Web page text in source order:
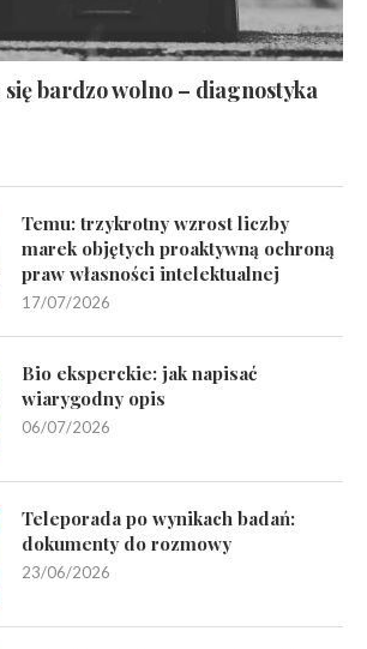
bardzo wolno – diagnostyka
Temu: trzykrotny wzrost liczby
marek objętych proaktywną ochroną
praw własności intelektualnej
17/07/2026
Bio eksperckie: jak napisać
wiarygodny opis
06/07/2026
Teleporada po wynikach badań:
dokumenty do rozmowy
23/06/2026